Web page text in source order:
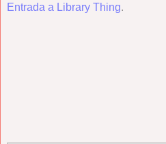
Entrada a Library Thing.